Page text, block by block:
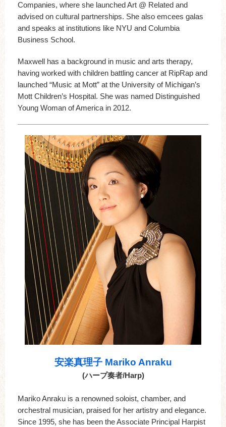
Companies, where she launched Art @ Related and
advised on cultural partnerships. She also emcees galas
and speaks at institutions like NYU and Columbia
Business School.
Maxwell has a background in music and arts therapy,
having worked with children battling cancer at RipRap and
launched “Music at Mott” at the University of Michigan’s
Mott Children’s Hospital. She was named Distinguished
Young Woman of America in 2012.
安楽真理子 Mariko Anraku
(ハープ奏者/Harp)
Mariko Anraku is a renowned soloist, chamber, and
orchestral musician, praised for her artistry and elegance.
Since 1995, she has been the Associate Principal Harpist